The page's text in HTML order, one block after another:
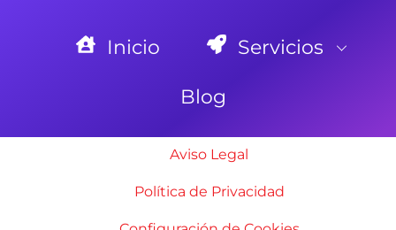
Inicio Servicios
Blog
Aviso Legal
Política de Privacidad